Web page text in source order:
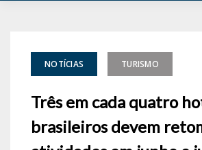
NOTÍCIAS TURISMO
Três em cada quatro
brasileiros devem